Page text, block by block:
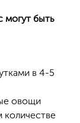
могут быть
в 4-5
овощи